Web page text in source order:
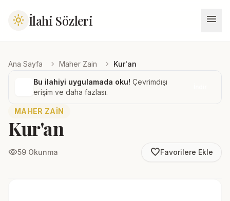
light_mode İlahi Sözleri menu
Ana Sayfa chevron_right Maher Zain chevron_right Kur'an
Bu ilahiyi uygulamada oku! Çevrimdışı
erişim ve daha fazlası.
MAHER ZAIN
Kur'an
visibility59 Okunma favorite_borderFavorilere Ekle